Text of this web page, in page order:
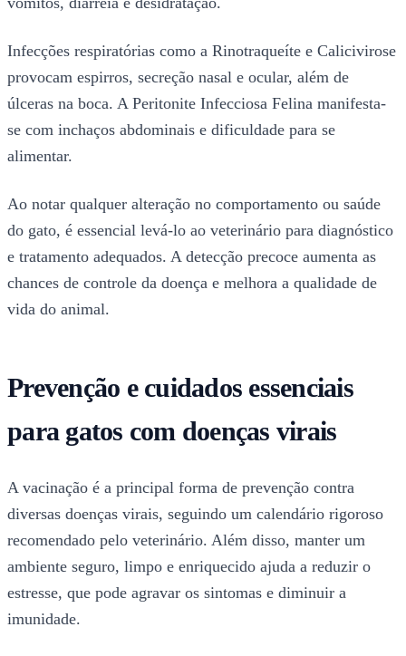
Infecções respiratórias como a Rinotraqueíte e Calicivirose
provocam espirros, secreção nasal e ocular, além de
úlceras na boca. A Peritonite Infecciosa Felina manifesta-
se com inchaços abdominais e dificuldade para se
alimentar.
Ao notar qualquer alteração no comportamento ou saúde
do gato, é essencial levá-lo ao veterinário para diagnóstico
e tratamento adequados. A detecção precoce aumenta as
chances de controle da doença e melhora a qualidade de
vida do animal.
Prevenção e cuidados essenciais
para gatos com doenças virais
A vacinação é a principal forma de prevenção contra
diversas doenças virais, seguindo um calendário rigoroso
recomendado pelo veterinário. Além disso, manter um
ambiente seguro, limpo e enriquecido ajuda a reduzir o
estresse, que pode agravar os sintomas e diminuir a
imunidade.